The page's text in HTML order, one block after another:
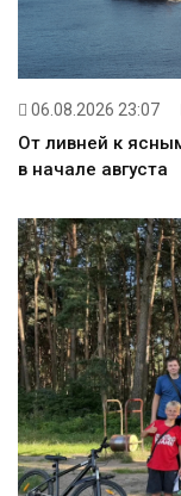
06.08.2026 23:07
От ливней к
в начале августа